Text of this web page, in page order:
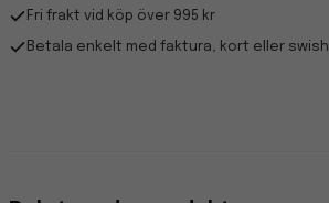
Fri frakt vid köp över 995 kr
Betala enkelt med faktura, kort eller swish